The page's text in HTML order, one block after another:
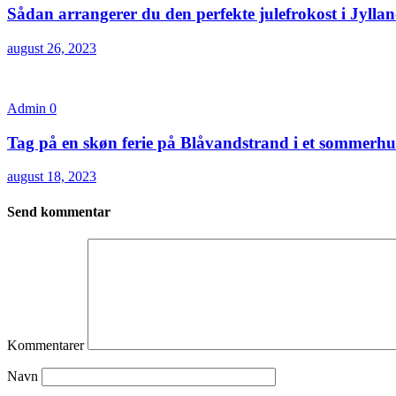
Sådan arrangerer du den perfekte julefrokost i
august 26, 2023
Admin 0
Tag på en skøn ferie på Blåvandstrand i et
august 18, 2023
Send kommentar
Kommentarer
Navn